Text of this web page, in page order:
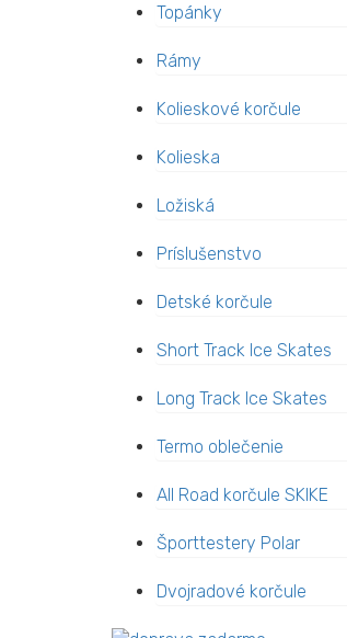
Topánky
Rámy
Kolieskové korčule
Kolieska
Ložiská
Príslušenstvo
Detské korčule
Short Track Ice Skates
Long Track Ice Skates
Termo oblečenie
All Road korčule SKIKE
Športtestery Polar
Dvojradové korčule